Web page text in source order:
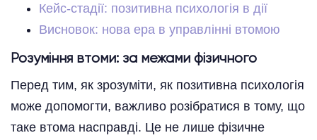
Кейс-стадії: позитивна психологія в дії
Висновок: нова ера в управлінні втомою
Розуміння втоми: за межами фізичного
Перед тим, як зрозуміти, як позитивна психологія
може допомогти, важливо розібратися в тому, що
таке втома насправді. Це не лише фізичне